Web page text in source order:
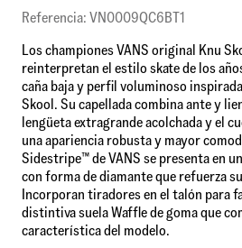
Referencia: VN0009QC6BT1
Los championes VANS original Knu
reinterpretan el estilo skate de los
caña baja y perfil voluminoso
Skool. Su capellada combina ante y
lengüeta extragrande acolchada y el
una apariencia robusta y mayor
Sidestripe™ de VANS se presenta en
con forma de diamante que refuerza
Incorporan tiradores en el talón para
distintiva suela Waffle de goma que
característica del modelo.